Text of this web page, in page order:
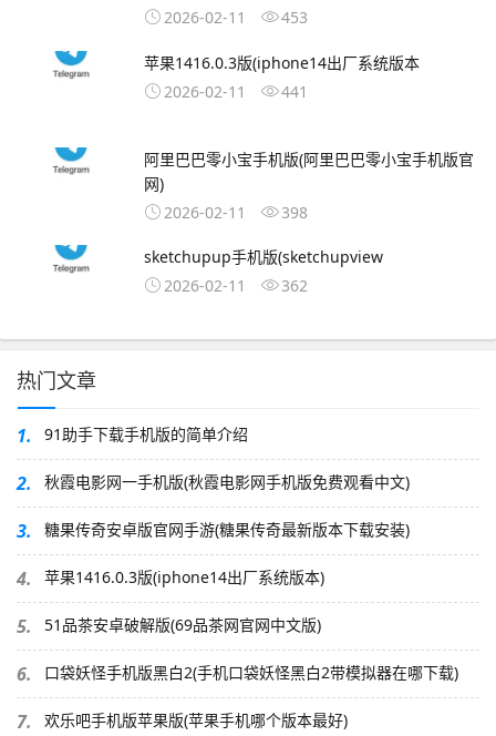
2026-02-11
453
苹果1416.0.3版(iphone14出厂系统版本
2026-02-11
441
阿里巴巴零小宝手机版(阿里巴巴零小宝手机版官
网)
2026-02-11
398
sketchupup手机版(sketchupview
2026-02-11
362
热门文章
1. 91助手下载手机版的简单介绍
2. 秋霞电影网一手机版(秋霞电影网手机版免费观看中文)
3. 糖果传奇安卓版官网手游(糖果传奇最新版本下载安装)
4. 苹果1416.0.3版(iphone14出厂系统版本)
5. 51品茶安卓破解版(69品茶网官网中文版)
6. 口袋妖怪手机版黑白2(手机口袋妖怪黑白2带模拟器在哪下载)
7. 欢乐吧手机版苹果版(苹果手机哪个版本最好)